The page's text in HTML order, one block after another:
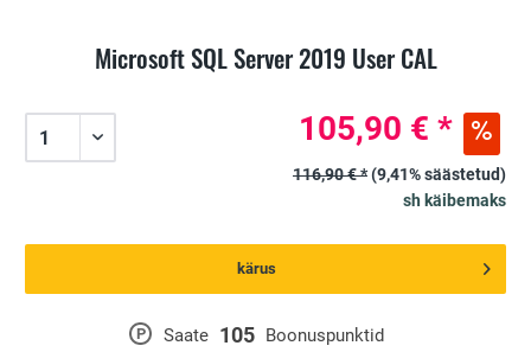
Microsoft SQL Server 2019 User CAL
P Saate 105 Boonuspunktid
105,90 € *
116,90 € *(9,41% säästetud)
sh käibemaks
kärus